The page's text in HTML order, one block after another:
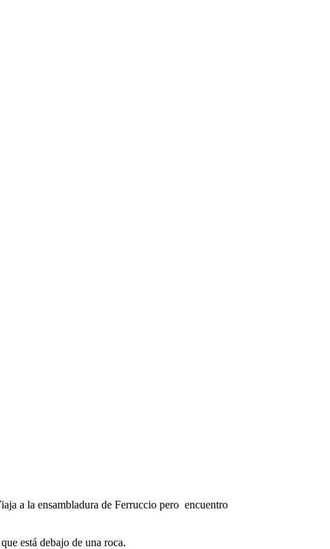
a la ensambladura de Ferruccio pero encuentro
está debajo de una roca.